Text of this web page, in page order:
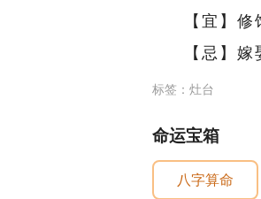
【宜】
【忌】
标签：灶台
命运宝箱
八字算命